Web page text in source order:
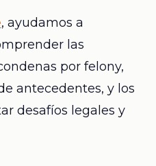
, ayudamos a
las
por felony,
antecedentes, y los
desafíos legales y